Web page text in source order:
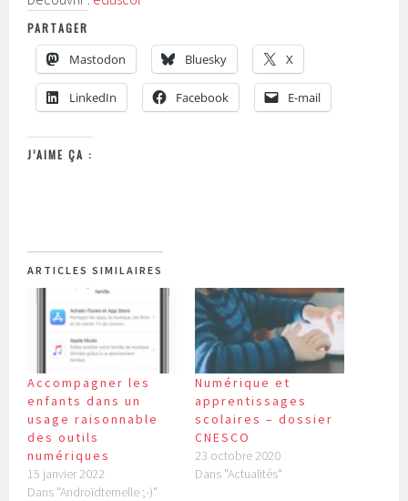
PARTAGER
Mastodon Bluesky X
LinkedIn Facebook E-mail
J’AIME ÇA :
ARTICLES SIMILAIRES
Accompagner les
enfants dans un
usage raisonnable
des outils
numériques
15 janvier 2022
Dans "Androïdternelle ;-)"
Numérique et
apprentissages
scolaires – dossier
CNESCO
23 octobre 2020
Dans "Actualités"